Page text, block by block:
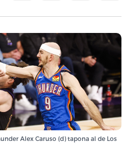
Alex Caruso (d) tapona al de Los